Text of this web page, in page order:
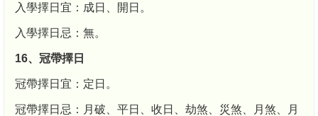
入學擇日宜：成日、開日。
入學擇日忌：無。
16、冠帶擇日
冠帶擇日宜：定日。
冠帶擇日忌：月破、平日、收日、劫煞、災煞、月煞、月